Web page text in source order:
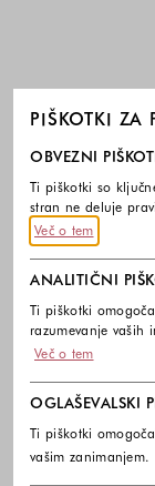
PIŠKOTKI ZA
Izberite,
OBVEZNI
Ti piškotki so
stran ne deluje
Več o tem
ANALITIČNI
Ti piškotki
razumevanje vaših
Več o tem
OGLAŠEVALSKI
Ti piškotki
vašim zanimanjem.